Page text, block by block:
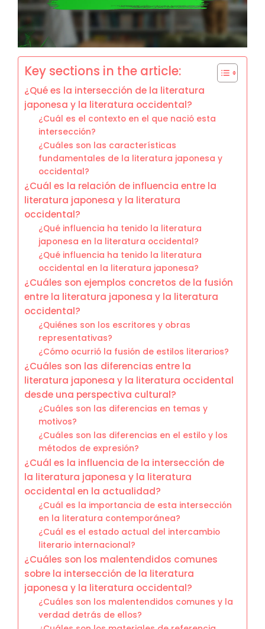
Key sections in the article:
¿Qué es la intersección de la literatura
japonesa y la literatura occidental?
¿Cuál es el contexto en el que nació esta
intersección?
¿Cuáles son las características
fundamentales de la literatura japonesa y
occidental?
¿Cuál es la relación de influencia entre la
literatura japonesa y la literatura
occidental?
¿Qué influencia ha tenido la literatura
japonesa en la literatura occidental?
¿Qué influencia ha tenido la literatura
occidental en la literatura japonesa?
¿Cuáles son ejemplos concretos de la fusión
entre la literatura japonesa y la literatura
occidental?
¿Quiénes son los escritores y obras
representativas?
¿Cómo ocurrió la fusión de estilos literarios?
¿Cuáles son las diferencias entre la
literatura japonesa y la literatura occidental
desde una perspectiva cultural?
¿Cuáles son las diferencias en temas y
motivos?
¿Cuáles son las diferencias en el estilo y los
métodos de expresión?
¿Cuál es la influencia de la intersección de
la literatura japonesa y la literatura
occidental en la actualidad?
¿Cuál es la importancia de esta intersección
en la literatura contemporánea?
¿Cuál es el estado actual del intercambio
literario internacional?
¿Cuáles son los malentendidos comunes
sobre la intersección de la literatura
japonesa y la literatura occidental?
¿Cuáles son los malentendidos comunes y la
verdad detrás de ellos?